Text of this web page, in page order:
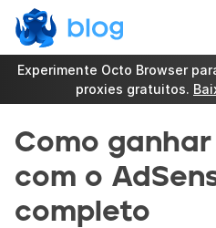
Experimente Octo Browser
proxies gratuitos.
Como
com o
completo